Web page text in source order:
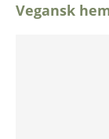
Vegansk